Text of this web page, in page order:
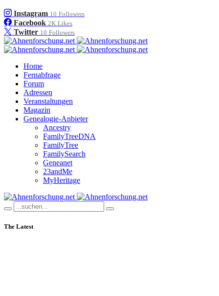
Instagram 10 Followers
Facebook 2K Likes
Twitter 10 Followers
Home
Fernabfrage
Forum
Adressen
Veranstaltungen
Magazin
Genealogie-Anbieter
Ancestry
FamilyTreeDNA
FamilyTree
FamilySearch
Geneanet
23andMe
MyHeritage
The Latest